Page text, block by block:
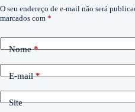
O seu endereço de e-mail não será
marcados com *
Nome*
E-mail*
Site